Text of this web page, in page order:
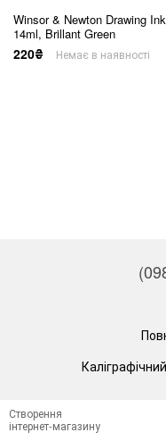
Winsor & Newton Drawing
14ml, Brillant Green
220₴ Немає в наявності
Створення
інтернет-магазину